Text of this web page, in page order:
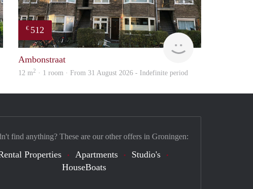
€ 512
GrunoVerhuur
Ambonstraat
12 m2 · 1 room · From 31 August 2026 - Indefinite period
find anything? These are our other offers in Groningen:
Properties Apartments
Studio's
HouseBoats